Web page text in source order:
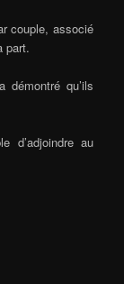
couple, associé
part.
démontré qu’ils
d’adjoindre au